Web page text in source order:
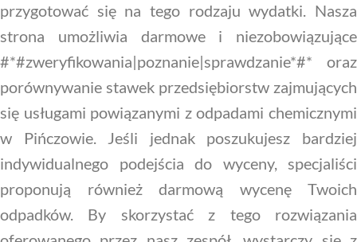
przygotować się na tego rodzaju wydatki. Nasza
strona umożliwia darmowe i niezobowiązujące
#*#zweryfikowania|poznanie|sprawdzanie*#* oraz
porównywanie stawek przedsiębiorstw zajmujących
się usługami powiązanymi z odpadami chemicznymi
w Pińczowie. Jeśli jednak poszukujesz bardziej
indywidualnego podejścia do wyceny, specjaliści
proponują również darmową wycenę Twoich
odpadków. By skorzystać z tego rozwiązania